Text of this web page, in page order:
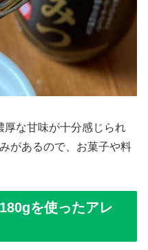
厚な甘味が十分感じられ
があるので、お菓子や料
を使ったアレ